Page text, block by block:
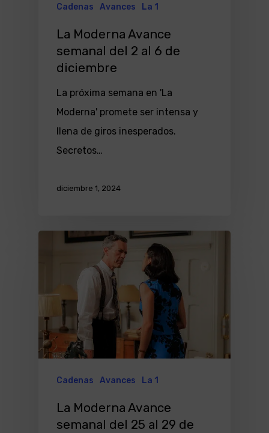
Cadenas Avances La 1
La Moderna Avance
semanal del 2 al 6 de
diciembre
La próxima semana en 'La
Moderna' promete ser intensa y
llena de giros inesperados.
Secretos…
diciembre 1, 2024
Cadenas Avances La 1
La Moderna Avance
semanal del 25 al 29 de